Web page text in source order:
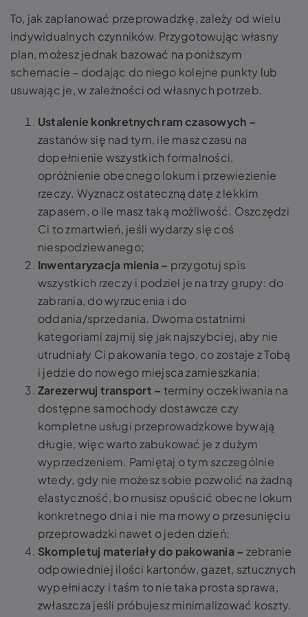
To, jak zaplanować przeprowadzkę, zależy od wielu
indywidualnych czynników. Przygotowując własny
plan, możesz jednak bazować na poniższym
schemacie – dodając do niego kolejne punkty lub
usuwając je, w zależności od własnych potrzeb.
Ustalenie konkretnych ram czasowych –
zastanów się nad tym, ile masz czasu na
dopełnienie wszystkich formalności,
opróżnienie obecnego lokum i przewiezienie
rzeczy. Wyznacz ostateczną datę z lekkim
zapasem, o ile masz taką możliwość. Oszczędzi
Ci to zmartwień, jeśli wydarzy się coś
niespodziewanego;
Inwentaryzacja mienia – przygotuj spis
wszystkich rzeczy i podziel je na trzy grupy: do
zabrania, do wyrzucenia i do
oddania/sprzedania. Dwoma ostatnimi
kategoriami zajmij się jak najszybciej, aby nie
utrudniały Ci pakowania tego, co zostaje z Tobą
i jedzie do nowego miejsca zamieszkania;
Zarezerwuj transport – terminy oczekiwania na
dostępne samochody dostawcze czy
kompletne usługi przeprowadzkowe bywają
długie, więc warto zabukować je z dużym
wyprzedzeniem. Pamiętaj o tym szczególnie
wtedy, gdy nie możesz sobie pozwolić na żadną
elastyczność, bo musisz opuścić obecne lokum
konkretnego dnia i nie ma mowy o przesunięciu
przeprowadzki nawet o jeden dzień;
Skompletuj materiały do pakowania – zebranie
odpowiedniej ilości kartonów, gazet, sztucznych
wypełniaczy i taśm to nie taka prosta sprawa,
zwłaszcza jeśli próbujesz minimalizować koszty.